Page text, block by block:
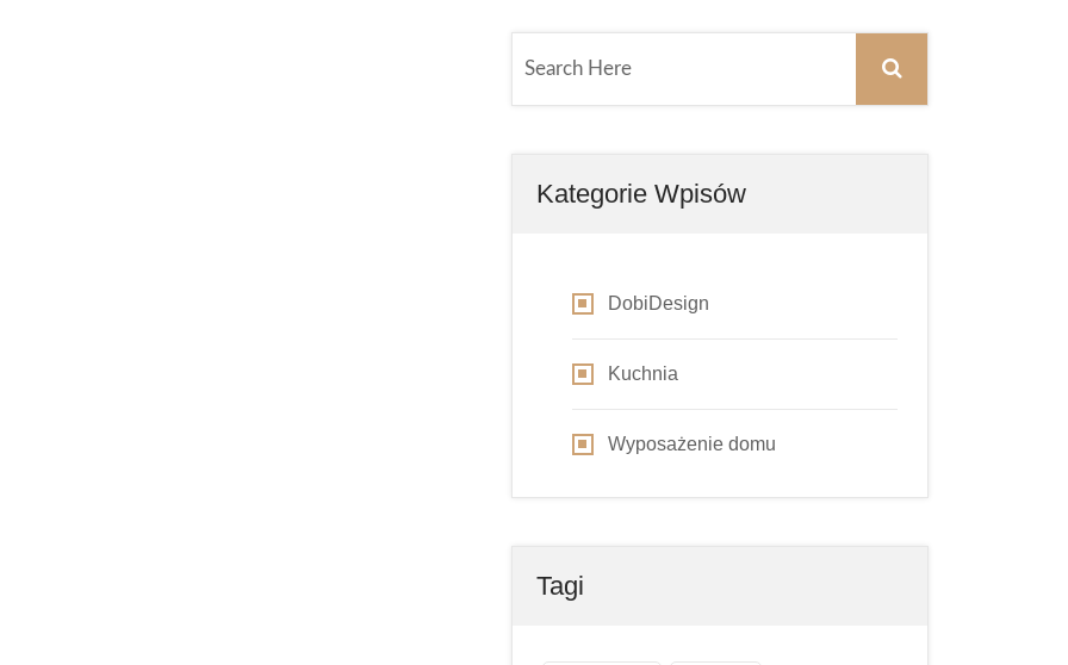
Kategorie Wpisów
DobiDesign
Kuchnia
Wyposażenie domu
Tagi